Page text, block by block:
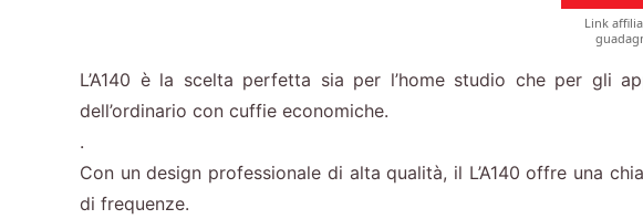
Link
L’A140 è la scelta perfetta sia per l’home studio che per gli
dell’ordinario con cuffie economiche.
.
Con un design professionale di alta qualità, il L’A140 offre una
di frequenze.